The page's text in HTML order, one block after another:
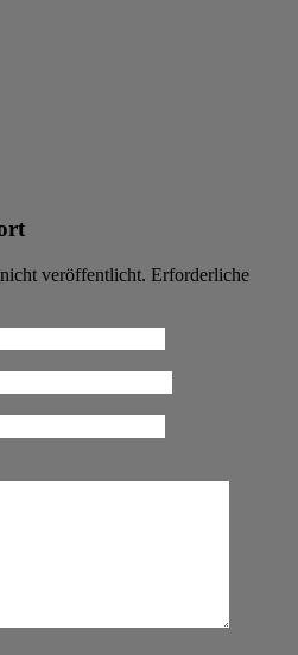
veröffentlicht. Erforderliche